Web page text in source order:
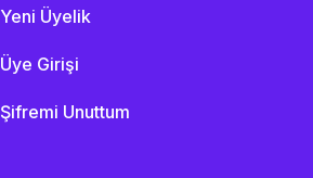
Yeni Üyelik
Üye Girişi
Şifremi Unuttum